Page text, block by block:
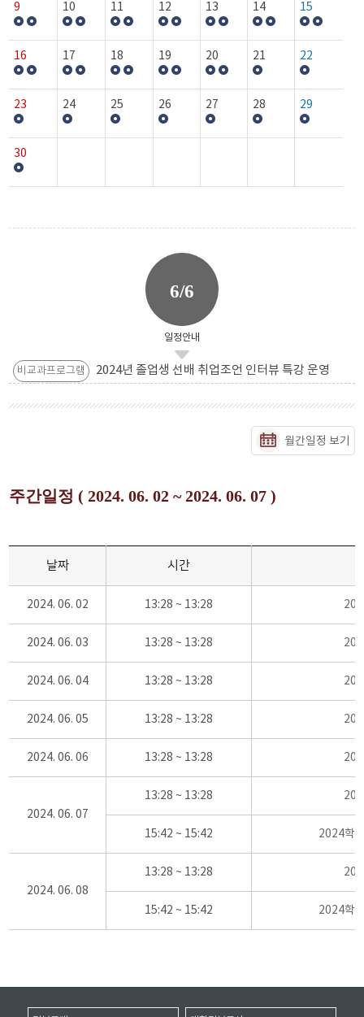
9 10 11 12 13 14 15
16 17 18 19 20 21 22
23 24 25 26 27 28 29
30
6/6
일정안내
비교과프로그램 2024년 졸업생 선배 취업조언 인터뷰 특강 운영
월간일정 보기
주간일정 ( 2024. 06. 02 ~ 2024. 06. 07 )
날짜 시간
2024. 06. 02 13:28 ~ 13:28
2024. 06. 03 13:28 ~ 13:28
2024. 06. 04 13:28 ~ 13:28
2024. 06. 05 13:28 ~ 13:28
2024. 06. 06 13:28 ~ 13:28
2024. 06. 07
13:28 ~ 13:28
15:42 ~ 15:42 2024학
2024. 06. 08
13:28 ~ 13:28
15:42 ~ 15:42 2024학